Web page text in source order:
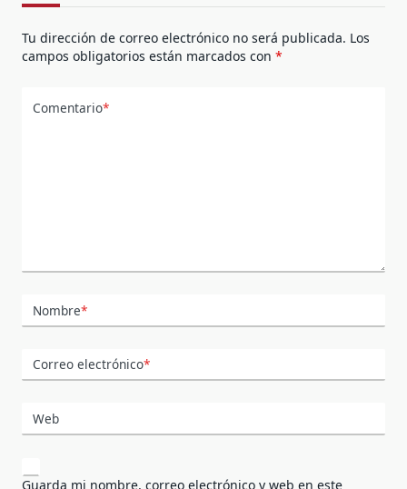
Tu dirección de correo electrónico no será publicada. Los
campos obligatorios están marcados con *
Comentario*
Nombre*
Correo electrónico*
Web
Guarda mi nombre, correo electrónico y web en este